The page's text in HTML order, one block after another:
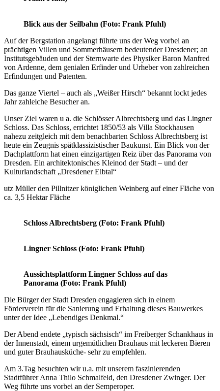
Blick aus der Seilbahn (Foto: Frank Pfuhl)
Auf der Bergstation angelangt führte uns der Weg vorbei an
prächtigen Villen und Sommerhäusern bedeutender Dresdener; an
Institutsgebäuden und der Sternwarte des Physiker Baron Manfred
von Ardenne, dem genialen Erfinder und Urheber von zahlreichen
Erfindungen und Patenten.
Das ganze Viertel – auch als „Weißer Hirsch“ bekannt lockt jedes
Jahr zahleiche Besucher an.
Unser Ziel waren u a. die Schlösser Albrechtsberg und das Lingner
Schloss. Das Schloss, errichtet 1850/53 als Villa Stockhausen
nahezu zeitgleich mit dem benachbarten Schloss Albrechtsberg ist
heute ein Zeugnis spätklassizistischer Baukunst. Ein Blick von der
Dachplattform hat einen einzigartigen Reiz über das Panorama von
Dresden. Ein architektonisches Kleinod der Stadt – und der
Kulturlandschaft „Dresdener Elbtal“
utz Müller den Pillnitzer königlichen Weinberg auf einer Fläche von
ca. 3,5 Hektar Fläche
Schloss Albrechtsberg (Foto: Frank Pfuhl)
Lingner Schloss (Foto: Frank Pfuhl)
Aussichtsplattform Lingner Schloss auf das
Panorama (Foto: Frank Pfuhl)
Die Bürger der Stadt Dresden engagieren sich in einem
Förderverein für die Sanierung und Erhaltung dieses Bauwerkes
unter der Idee „Lebendiges Denkmal.“
Der Abend endete „typisch sächsisch“ im Freiberger Schankhaus in
der Innenstadt, einem urgemütlichen Brauhaus mit leckeren Bieren
und guter Brauhausküche- sehr zu empfehlen.
Am 3.Tag besuchten wir u.a. mit unserem faszinierenden
Stadtführer Anna Thilo Schmalfeld, den Dresdener Zwinger. Der
Weg führte uns vorbei an der Semperoper.